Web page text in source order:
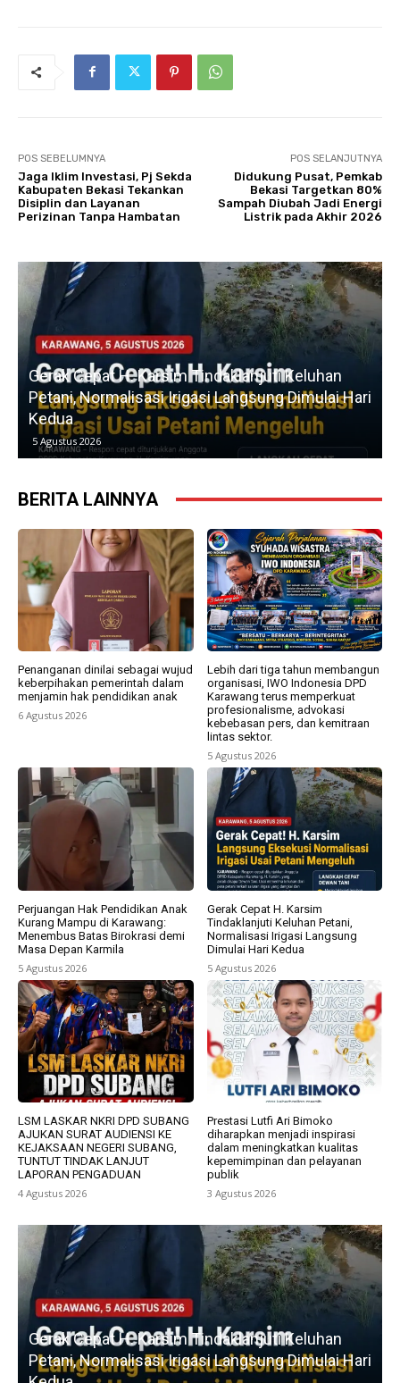
POS SEBELUMNYA
Jaga Iklim Investasi, Pj Sekda
Kabupaten Bekasi Tekankan
Disiplin dan Layanan
Perizinan Tanpa Hambatan
POS SELANJUTNYA
Didukung Pusat, Pemkab
Bekasi Targetkan 80%
Sampah Diubah Jadi Energi
Listrik pada Akhir 2026
Gerak Cepat H. Karsim Tindaklanjuti Keluhan
Petani, Normalisasi Irigasi Langsung Dimulai Hari
Kedua
5 Agustus 2026
BERITA LAINNYA
Penanganan dinilai sebagai wujud
keberpihakan pemerintah dalam
menjamin hak pendidikan anak
6 Agustus 2026
Lebih dari tiga tahun membangun
organisasi, IWO Indonesia DPD
Karawang terus memperkuat
profesionalisme, advokasi
kebebasan pers, dan kemitraan
lintas sektor.
5 Agustus 2026
Perjuangan Hak Pendidikan Anak
Kurang Mampu di Karawang:
Menembus Batas Birokrasi demi
Masa Depan Karmila
5 Agustus 2026
Gerak Cepat H. Karsim
Tindaklanjuti Keluhan Petani,
Normalisasi Irigasi Langsung
Dimulai Hari Kedua
5 Agustus 2026
LSM LASKAR NKRI DPD SUBANG
AJUKAN SURAT AUDIENSI KE
KEJAKSAAN NEGERI SUBANG,
TUNTUT TINDAK LANJUT
LAPORAN PENGADUAN
4 Agustus 2026
Prestasi Lutfi Ari Bimoko
diharapkan menjadi inspirasi
dalam meningkatkan kualitas
kepemimpinan dan pelayanan
publik
3 Agustus 2026
Gerak Cepat H. Karsim Tindaklanjuti Keluhan
Petani, Normalisasi Irigasi Langsung Dimulai Hari